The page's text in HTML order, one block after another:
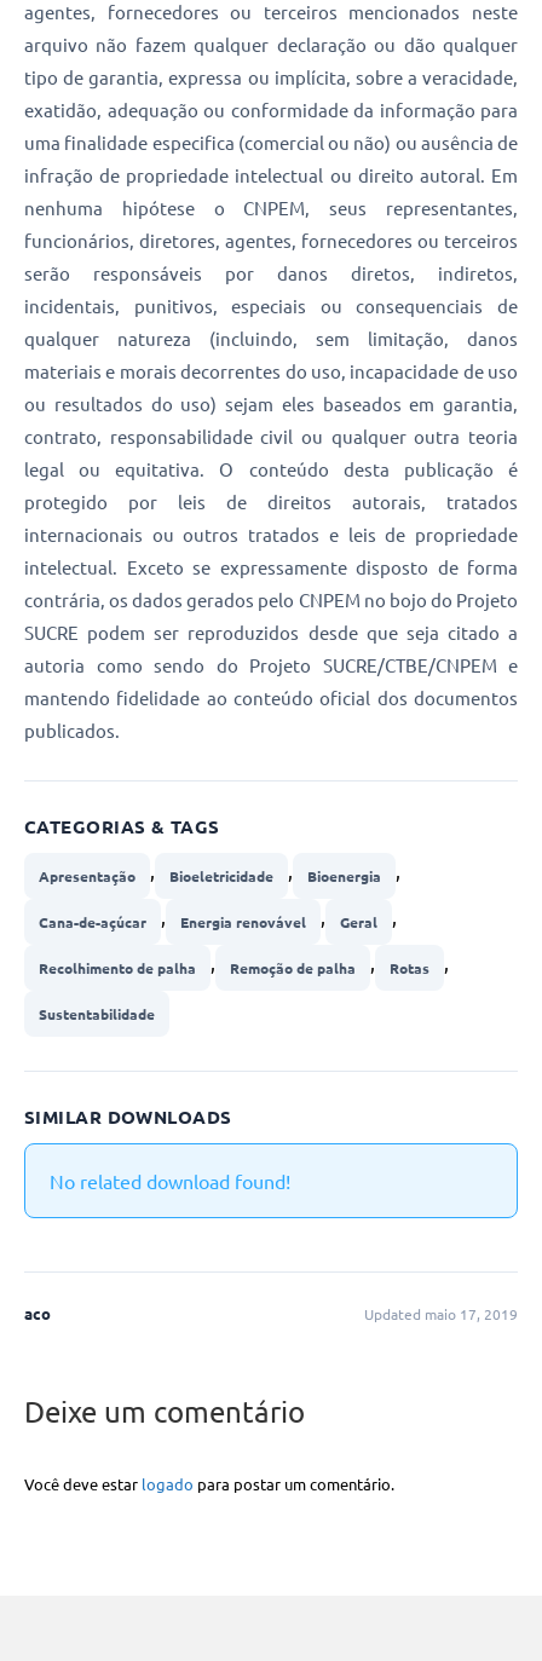
agentes, fornecedores ou terceiros mencionados neste
arquivo não fazem qualquer declaração ou dão qualquer
tipo de garantia, expressa ou implícita, sobre a veracidade,
exatidão, adequação ou conformidade da informação para
uma finalidade especifica (comercial ou não) ou ausência de
infração de propriedade intelectual ou direito autoral. Em
nenhuma hipótese o CNPEM, seus representantes,
funcionários, diretores, agentes, fornecedores ou terceiros
serão responsáveis por danos diretos, indiretos,
incidentais, punitivos, especiais ou consequenciais de
qualquer natureza (incluindo, sem limitação, danos
materiais e morais decorrentes do uso, incapacidade de uso
ou resultados do uso) sejam eles baseados em garantia,
contrato, responsabilidade civil ou qualquer outra teoria
legal ou equitativa. O conteúdo desta publicação é
protegido por leis de direitos autorais, tratados
internacionais ou outros tratados e leis de propriedade
intelectual. Exceto se expressamente disposto de forma
contrária, os dados gerados pelo CNPEM no bojo do Projeto
SUCRE podem ser reproduzidos desde que seja citado a
autoria como sendo do Projeto SUCRE/CTBE/CNPEM e
mantendo fidelidade ao conteúdo oficial dos documentos
publicados.
CATEGORIAS & TAGS
Apresentação , Bioeletricidade , Bioenergia ,
Cana-de-açúcar , Energia renovável , Geral ,
Recolhimento de palha , Remoção de palha , Rotas ,
Sustentabilidade
SIMILAR DOWNLOADS
No related download found!
aco Updated maio 17, 2019
Deixe um comentário
Você deve estar logado para postar um comentário.